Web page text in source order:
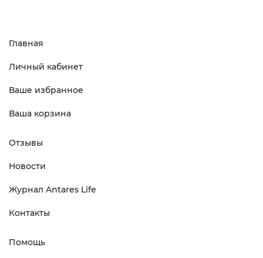
Главная
Личный кабинет
Ваше избранное
Ваша корзина
Отзывы
Новости
Журнал Antares Life
Контакты
Помощь